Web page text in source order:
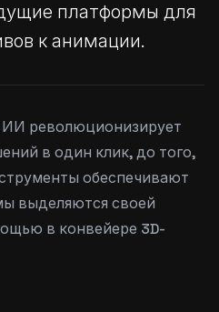
платформы для
к анимации.
ИИ революционизирует
в один клик, до того,
обеспечивают
выделяются своей
в конвейере 3D-